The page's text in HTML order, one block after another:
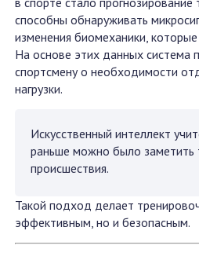
способны обнаруживать
изменения биомеханики,
На основе этих данных система
спортсмену о необходимости
нагрузки.
Искусственный интеллект
раньше можно было заметить
происшествия.
Такой подход делает
эффективным, но и безопасным.